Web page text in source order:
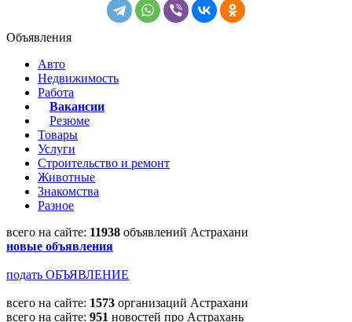
Объявления
Авто
Недвижимость
Работа
Вакансии
Резюме
Товары
Услуги
Строительство и ремонт
Животные
Знакомства
Разное
всего на сайте: 11938 объявлений Астрахани
новые объявления
подать ОБЪЯВЛЕНИЕ
всего на сайте: 1573 организаций Астрахани
всего на сайте: 951 новостей про Астрахань